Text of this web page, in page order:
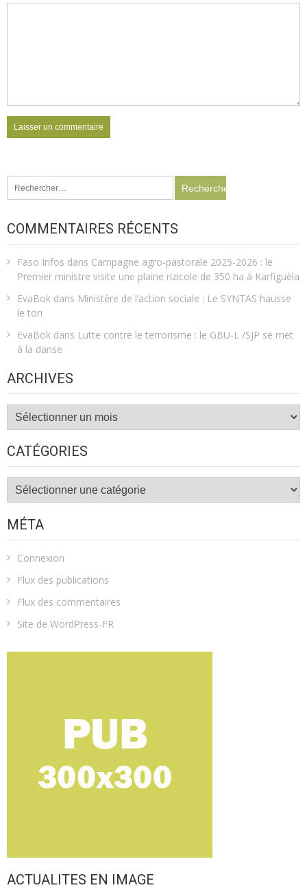
COMMENTAIRES RÉCENTS
Faso Infos dans Campagne agro-pastorale 2025-2026 : le
Premier ministre visite une plaine rizicole de 350 ha à Karfiguèla
EvaBok dans Ministère de l’action sociale : Le SYNTAS hausse
le ton
EvaBok dans Lutte contre le terrorisme : le GBU-L /SJP se met
à la danse
ARCHIVES
Archives
CATÉGORIES
Catégories
MÉTA
Connexion
Flux des publications
Flux des commentaires
Site de WordPress-FR
ACTUALITES EN IMAGE